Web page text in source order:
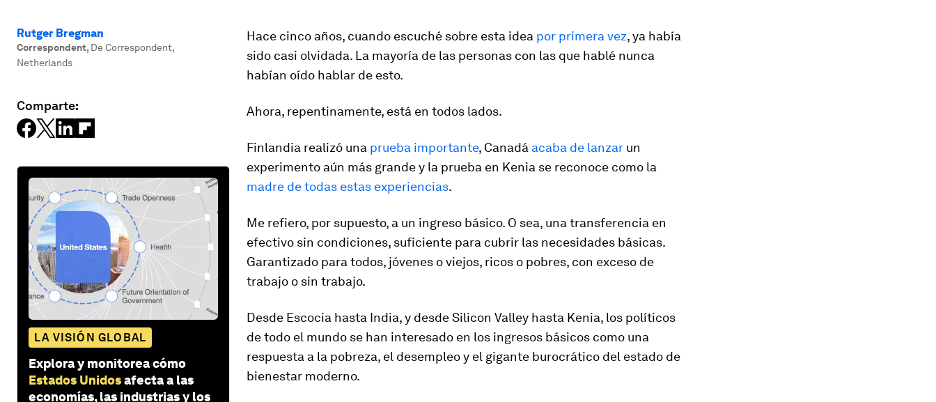
Rutger Bregman
Correspondent, De Correspondent,
Netherlands
Comparte:
LA VISIÓN GLOBAL
Explora y monitorea cómo
Estados Unidosafecta a las
economías, las industrias y los
Hace cinco años, cuando escuché sobre esta idea por primera vez, ya había
sido casi olvidada. La mayoría de las personas con las que hablé nunca
habían oído hablar de esto.
Ahora, repentinamente, está en todos lados.
Finlandia realizó una prueba importante, Canadá acaba de lanzar un
experimento aún más grande y la prueba en Kenia se reconoce como la
madre de todas estas experiencias.
Me refiero, por supuesto, a un ingreso básico. O sea, una transferencia en
efectivo sin condiciones, suficiente para cubrir las necesidades básicas.
Garantizado para todos, jóvenes o viejos, ricos o pobres, con exceso de
trabajo o sin trabajo.
Desde Escocia hasta India, y desde Silicon Valley hasta Kenia, los políticos
de todo el mundo se han interesado en los ingresos básicos como una
respuesta a la pobreza, el desempleo y el gigante burocrático del estado de
bienestar moderno.